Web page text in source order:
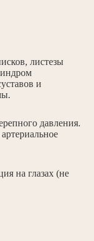
листезы
и
давления.
на глазах (не